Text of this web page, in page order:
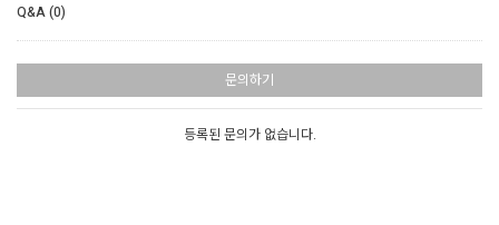
Q&A (0)
문의하기
등록된 문의가 없습니다.